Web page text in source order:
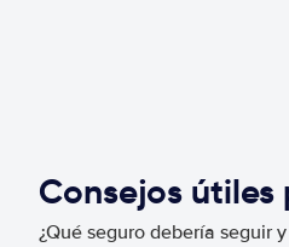
Consejos
¿Qué seguro debería seguir